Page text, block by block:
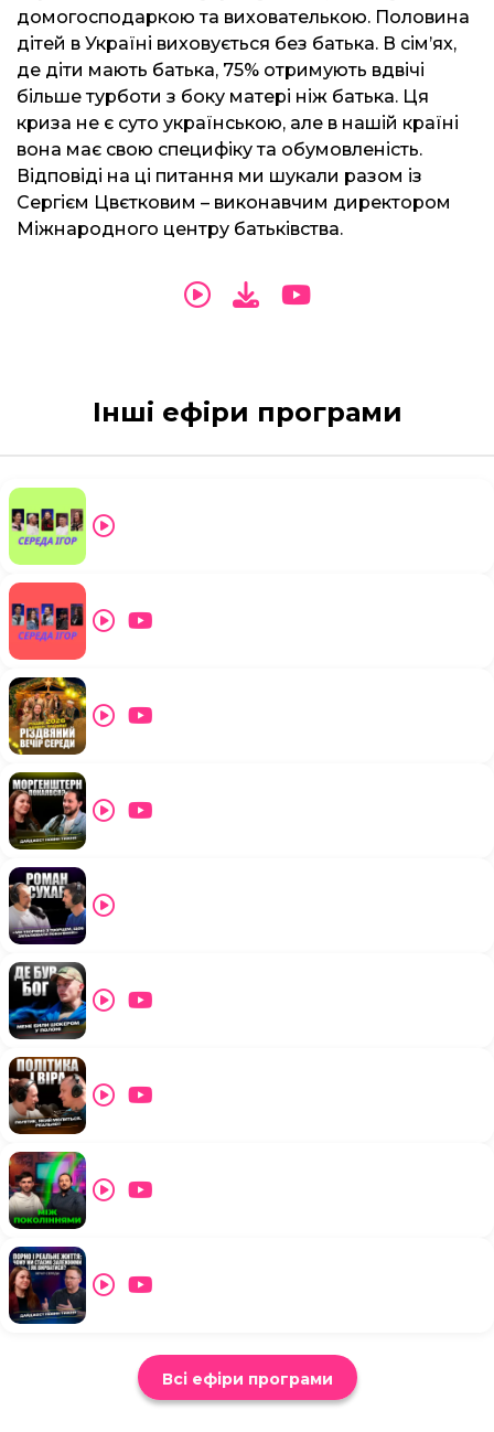
домогосподаркою та вихователькою. Половина
дітей в Україні виховується без батька. В сім’ях,
де діти мають батька, 75% отримують вдвічі
більше турботи з боку матері ніж батька. Ця
криза не є суто українською, але в нашій країні
вона має свою специфіку та обумовленість.
Відповіді на ці питання ми шукали разом із
Сергієм Цвєтковим – виконавчим директором
Міжнародного центру батьківства.
Інші ефіри програми
Всі ефіри програми